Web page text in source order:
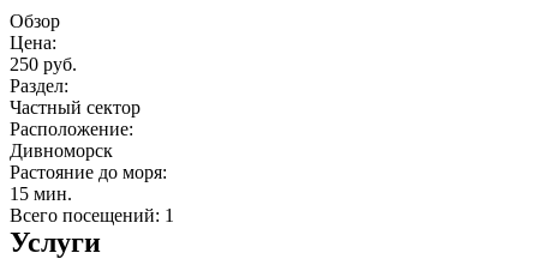
Обзор
Цена:
250 руб.
Раздел:
Частный сектор
Расположение:
Дивноморск
Растояние до моря:
15 мин.
Всего посещений: 1
Услуги